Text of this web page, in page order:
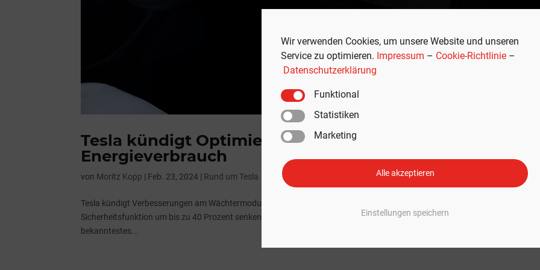
Wir verwenden Cookies, um unsere Website und unseren
Service zu optimieren. Impressum – Cookie-Richtlinie –
Datenschutzerklärung
Funktional
Statistiken
Marketing
Alle akzeptieren
Einstellungen speichern
Tesla kündigt Optimierung von Wächtermodus an: -40
Energieverbrauch
von Moritz Kopp | Feb. 23, 2024 | Rund um Tesla
Tesla kündigt Verbesserungen am Wächtermodus an. Ein Software-Update im zweiten Quartal soll den Energieverbrauch
Sicherheitsfunktion um bis zu 40 Prozent senken. Mehr Effizienz für den Tesla Wächtermodus Der Wächtermodus ist wohl
bekanntestes...